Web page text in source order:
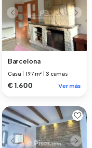
Barcelona
Casa 197 m² 3 camas
€ 1.600 Ver más